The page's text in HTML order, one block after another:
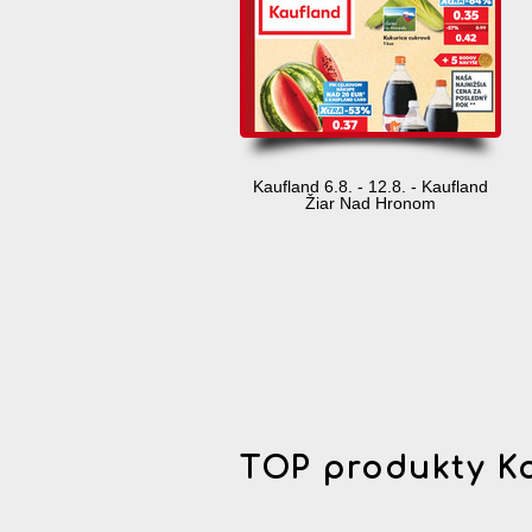
Kaufland 6.8. - 12.8. - Kaufland
Žiar Nad Hronom
TOP produkty